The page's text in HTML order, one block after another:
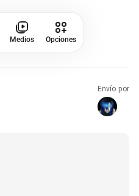
Medios Opciones
Envío por